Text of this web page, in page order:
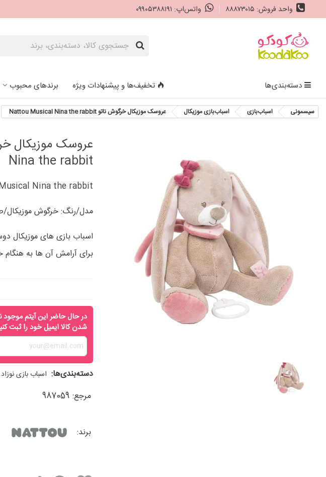
واحد فروش: ۸۸۸۷۳۰۱۵ واتس‌اپ: ۰۹۹۰۵۳۸۸۱۹۱
دسته‌بندی‌ها تخفیف‌ها و پیشنهادات ویژه برندهای محبوب
سیسمونی اسباب‌بازی اسباب‌بازی موزیکال عروسک موزیکال خرگوش ناتو Nattou Musical Nina the rabbit
Nina the rabbit
Nina the rabbit
مدل/رنگ: خرگوش موزیکال/
برای آرامش آن ها به هنگام
در حال حاضر این آیتم
شدن کالا ایمیل خود را ثبت
دسته‌بندی‌ها: اسباب‌ بازی نوزاد
مرجع: 987059
برند: